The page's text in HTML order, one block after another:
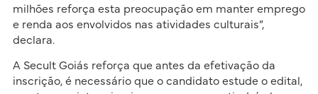
milhões reforça esta preocupação em manter emprego
e renda aos envolvidos nas atividades culturais”,
declara.
A Secult Goiás reforça que antes da efetivação da
inscrição, é necessário que o candidato estude o edital,